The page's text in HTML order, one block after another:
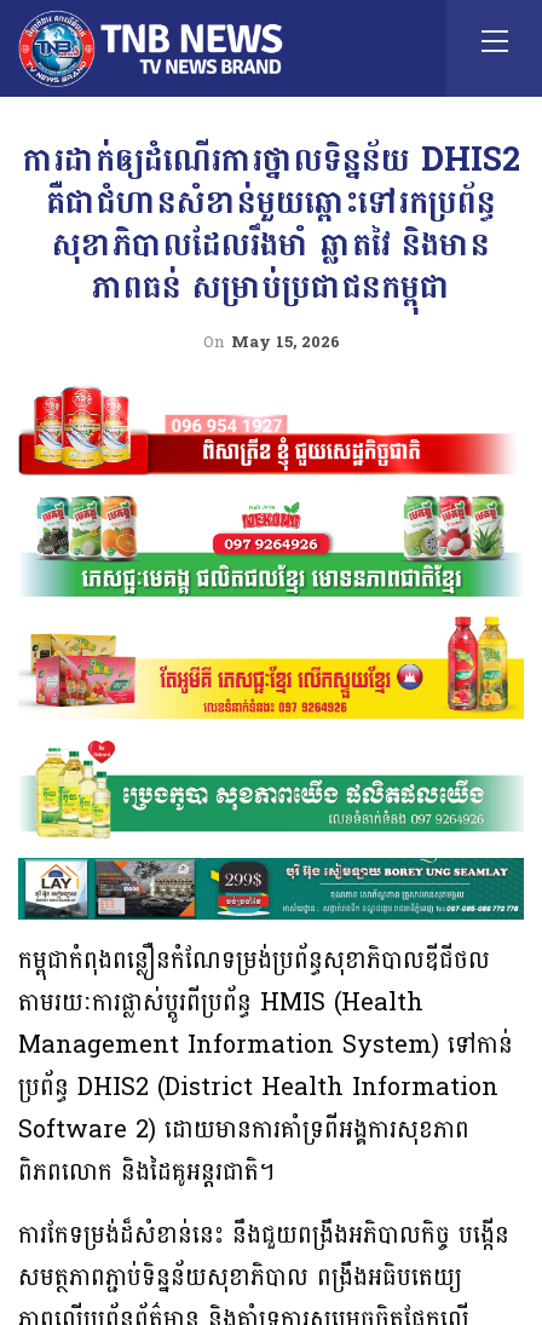
ការដាក់ឲ្យដំណើរការថ្នាលទិន្នន័យ DHIS2
គឺជាជំហានសំខាន់មួយឆ្ពោះទៅរកប្រព័ន្ធ
សុខាភិបាលដែលរឹងមាំ ឆ្លាតវៃ និងមាន
ភាពធន់ សម្រាប់ប្រជាជនកម្ពុជា
On May 15, 2026
កម្ពុជាកំពុងពន្លឿនកំណែទម្រង់ប្រព័ន្ធសុខាភិបាលឌីជីថល
តាមរយៈការផ្លាស់ប្តូរពីប្រព័ន្ធ HMIS (Health
Management Information System) ទៅកាន់
ប្រព័ន្ធ DHIS2 (District Health Information
Software 2) ដោយមានការគាំទ្រពីអង្គការសុខភាព
ពិភពលោក និងដៃគូអន្តរជាតិ។
ការកែទម្រង់ដ៏សំខាន់នេះ នឹងជួយពង្រឹងអភិបាលកិច្ច បង្កើន
សមត្ថភាពភ្ជាប់ទិន្នន័យសុខាភិបាល ពង្រឹងអធិបតេយ្យ